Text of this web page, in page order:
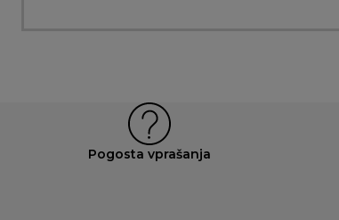
Pogosta vprašanja